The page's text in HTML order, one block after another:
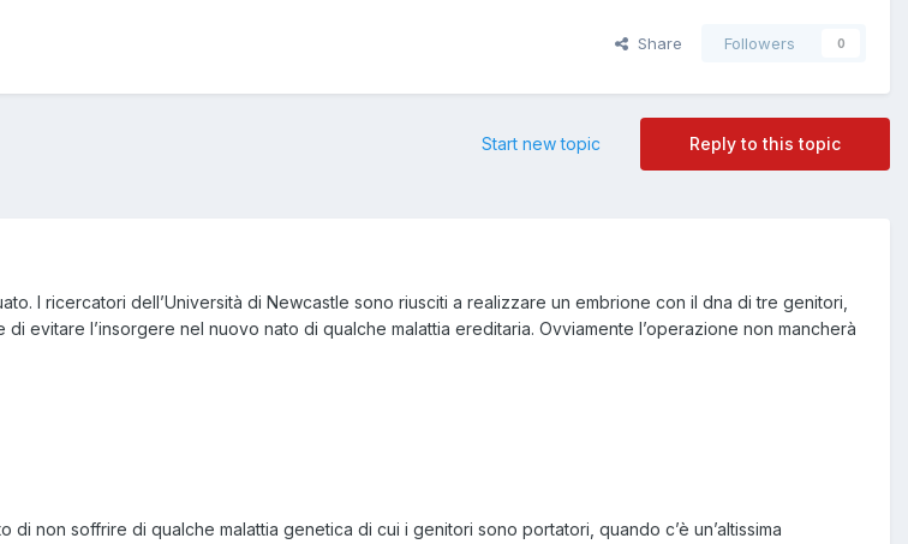
Share Followers 0
Reply to this topic
Start new topic
I ricercatori dell’Università di Newcastle sono riusciti a realizzare un embrione con il dna di tre genitori,
evitare l’insorgere nel nuovo nato di qualche malattia ereditaria. Ovviamente l’operazione non mancherà
non soffrire di qualche malattia genetica di cui i genitori sono portatori, quando c’è un’altissima